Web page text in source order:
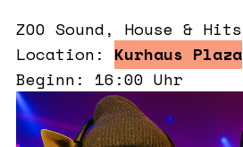
ZOO Sound, House & Hits
Location: Kurhaus Plaza
Beginn: 16:00 Uhr